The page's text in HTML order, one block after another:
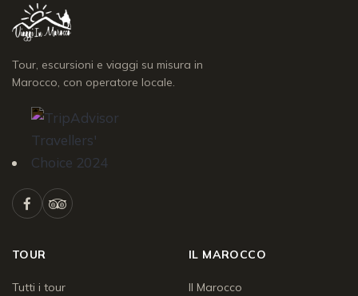
Tour, escursioni e viaggi su misura in
Marocco, con operatore locale.
TOUR
Tutti i tour
IL MAROCCO
Il Marocco